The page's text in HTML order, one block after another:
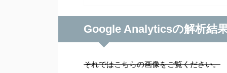
Google Analyticsの解析結
それではこちらの画像をご覧ください。